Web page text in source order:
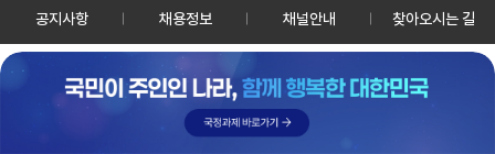
공지사항 채용정보 채널안내 찾아오시는 길
30128 세종특별자치시 정부2청사로 13 한국정책방송원 KTV
TEL: 044-204-8000
Copyrightⓒ KTV 국민방송 All Rights Reserved.